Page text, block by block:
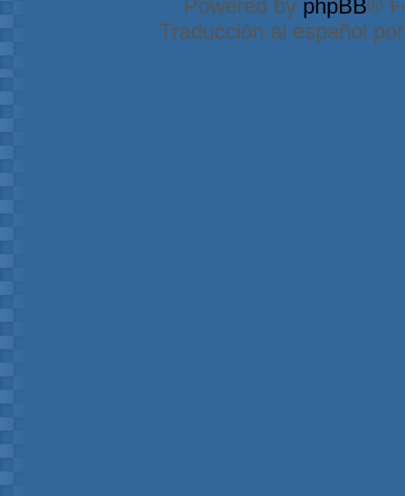
Powered by phpBB®
Traducción al español